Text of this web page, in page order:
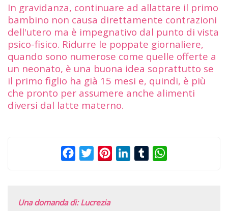
In gravidanza, continuare ad allattare il primo
bambino non causa direttamente contrazioni
dell'utero ma è impegnativo dal punto di vista
psico-fisico. Ridurre le poppate giornaliere,
quando sono numerose come quelle offerte a
un neonato, è una buona idea soprattutto se
il primo figlio ha già 15 mesi e, quindi, è più
che pronto per assumere anche alimenti
diversi dal latte materno.
FacebookTwitterPinterestLinkedInTumblr
Una domanda di: Lucrezia